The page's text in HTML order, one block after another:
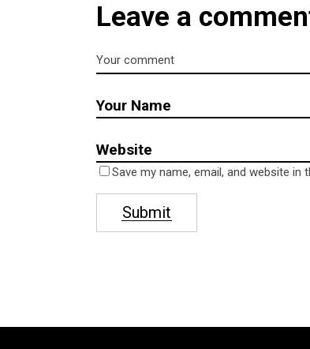
Leave a
Save my name, email, and website
Submit